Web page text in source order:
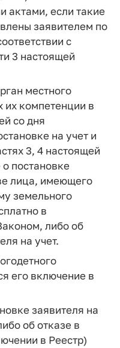
актами, если такие
заявителем по
с
3 настоящей
местного
их компетенции в
со дня
на учет и
3, 4 настоящей
постановке
лица, имеющего
земельного
в
либо об
на учет.
его включение в
заявителя на
об отказе в
в Реестр)